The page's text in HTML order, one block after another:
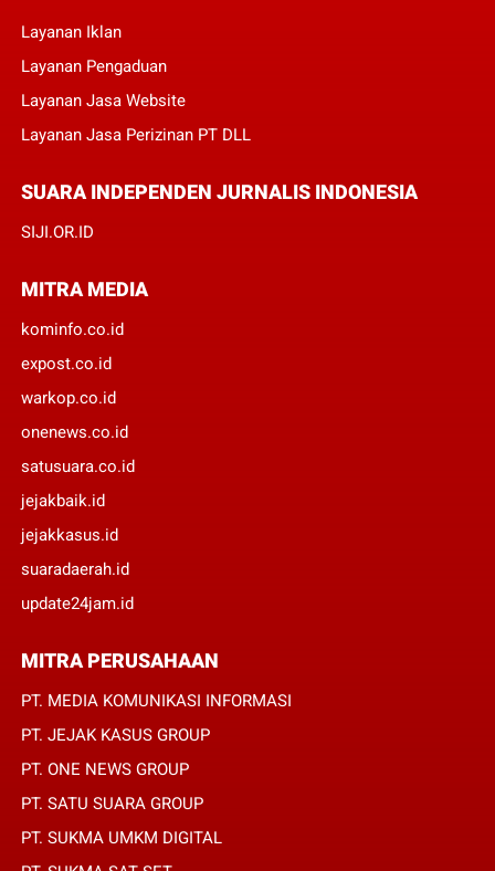
Layanan Iklan
Layanan Pengaduan
Layanan Jasa Website
Layanan Jasa Perizinan PT DLL
SUARA INDEPENDEN JURNALIS INDONESIA
SIJI.OR.ID
MITRA MEDIA
kominfo.co.id
expost.co.id
warkop.co.id
onenews.co.id
satusuara.co.id
jejakbaik.id
jejakkasus.id
suaradaerah.id
update24jam.id
MITRA PERUSAHAAN
PT. MEDIA KOMUNIKASI INFORMASI
PT. JEJAK KASUS GROUP
PT. ONE NEWS GROUP
PT. SATU SUARA GROUP
PT. SUKMA UMKM DIGITAL